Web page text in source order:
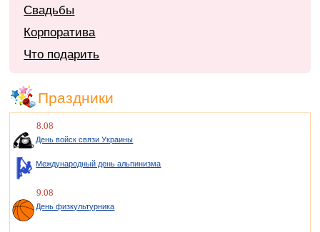
Свадьбы
Корпоратива
Что подарить
Праздники
8.08
День войск связи Украины
Международный день альпинизма
9.08
День физкультурника